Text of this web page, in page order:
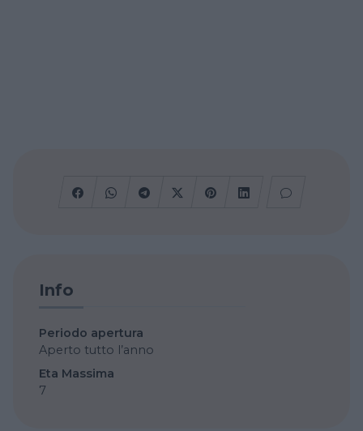
Info
Periodo apertura
Aperto tutto l’anno
Eta Massima
7